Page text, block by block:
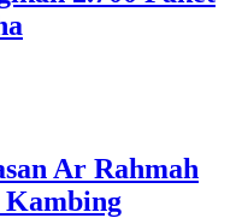
Ar Rahmah
Kambing